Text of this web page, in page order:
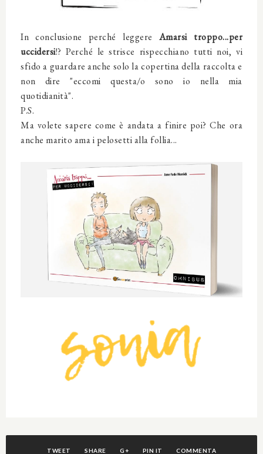
In conclusione perché leggere Amarsi troppo...per
uccidersi!? Perché le strisce rispecchiano tutti noi, vi
sfido a guardare anche solo la copertina della raccolta e
non dire "eccomi questa/o sono io nella mia
quotidianità".
P.S.
Ma volete sapere come è andata a finire poi? Che ora
anche marito ama i pelosetti alla follia...
TWEET SHARE G+ PIN IT COMMENTA